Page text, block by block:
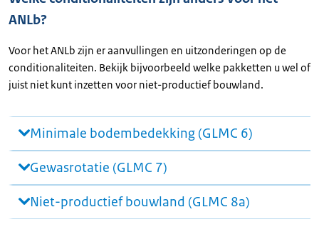
ANLb?
Voor het ANLb zijn er aanvullingen en uitzonderingen op de
conditionaliteiten. Bekijk bijvoorbeeld welke pakketten u wel of
juist niet kunt inzetten voor niet-productief bouwland.
Minimale bodembedekking (GLMC 6)
Gewasrotatie (GLMC 7)
Niet-productief bouwland (GLMC 8a)